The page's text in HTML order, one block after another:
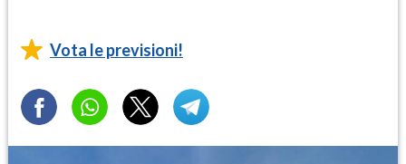
Vota le previsioni!